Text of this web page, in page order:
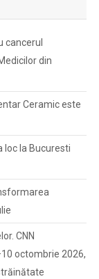
cancerul
din
Ceramic este
loc la Bucuresti
CNN
octombrie 2026,